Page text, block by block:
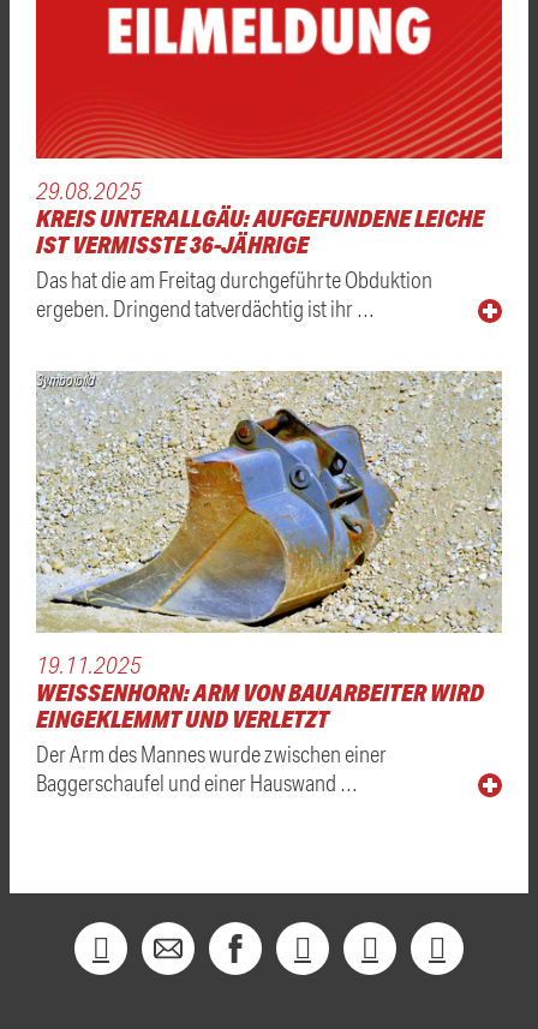
29.08.2025
KREIS UNTERALLGÄU: AUFGEFUNDENE LEICHE
IST VERMISSTE 36-JÄHRIGE
Das hat die am Freitag durchgeführte Obduktion
ergeben. Dringend tatverdächtig ist ihr …
Symbolbild
19.11.2025
WEISSENHORN: ARM VON BAUARBEITER WIRD E
INGEKLEMMT UND VERLETZT
Der Arm des Mannes wurde zwischen einer
Baggerschaufel und einer Hauswand …